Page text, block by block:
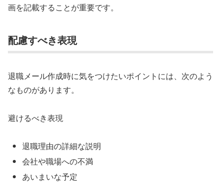
画を記載することが重要です。
配慮すべき表現
退職メール作成時に気をつけたいポイントには、次のよう
なものがあります。
避けるべき表現
退職理由の詳細な説明
会社や職場への不満
あいまいな予定